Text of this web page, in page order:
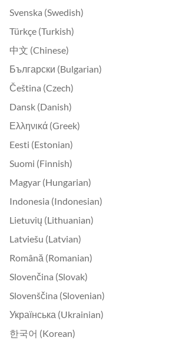
Svenska (Swedish)
Türkçe (Turkish)
中文 (Chinese)
Български (Bulgarian)
Čeština (Czech)
Dansk (Danish)
Ελληνικά (Greek)
Eesti (Estonian)
Suomi (Finnish)
Magyar (Hungarian)
Indonesia (Indonesian)
Lietuvių (Lithuanian)
Latviešu (Latvian)
Română (Romanian)
Slovenčina (Slovak)
Slovenščina (Slovenian)
Українська (Ukrainian)
한국어 (Korean)